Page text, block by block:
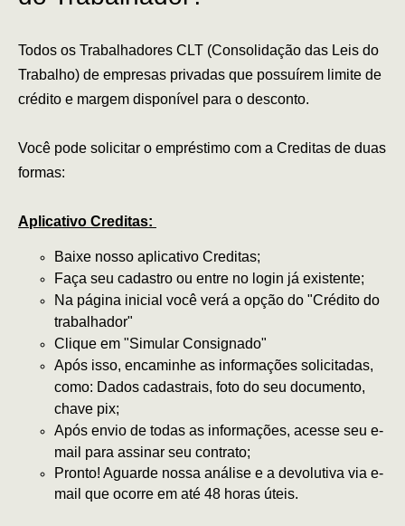
Todos os Trabalhadores CLT (Consolidação das Leis do
Trabalho) de empresas privadas que possuírem limite de
crédito e margem disponível para o desconto.
Você pode solicitar o empréstimo com a Creditas de duas
formas:
Aplicativo Creditas:
Baixe nosso aplicativo Creditas;
Faça seu cadastro ou entre no login já existente;
Na página inicial você verá a opção do "Crédito do
trabalhador"
Clique em "Simular Consignado"
Após isso, encaminhe as informações solicitadas,
como: Dados cadastrais, foto do seu documento,
chave pix;
Após envio de todas as informações, acesse seu e-
mail para assinar seu contrato;
Pronto! Aguarde nossa análise e a devolutiva via e-
mail que ocorre em até 48 horas úteis.